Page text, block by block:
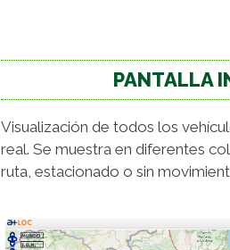
PANTALLA
Visualización de todos los
real. Se muestra en diferentes
ruta, estacionado o sin